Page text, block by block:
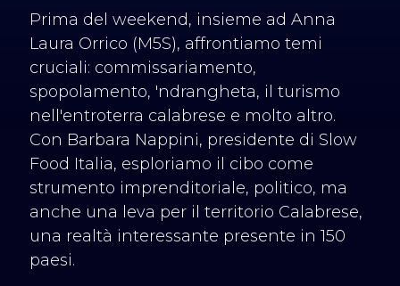
Prima del weekend, insieme ad Anna
Laura Orrico (M5S), affrontiamo temi
cruciali: commissariamento,
spopolamento, 'ndrangheta, il turismo
nell'entroterra calabrese e molto altro.
Con Barbara Nappini, presidente di Slow
Food Italia, esploriamo il cibo come
strumento imprenditoriale, politico, ma
anche una leva per il territorio Calabrese,
una realtà interessante presente in 150
paesi.